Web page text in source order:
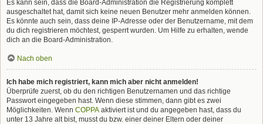
Es kann sein, dass die Board-Administration die Registrierung komplett
ausgeschaltet hat, damit sich keine neuen Benutzer mehr anmelden können.
Es könnte auch sein, dass deine IP-Adresse oder der Benutzername, mit dem
du dich registrieren möchtest, gesperrt wurden. Um Hilfe zu erhalten, wende
dich an die Board-Administration.
Nach oben
Ich habe mich registriert, kann mich aber nicht anmelden!
Überprüfe zuerst, ob du den richtigen Benutzernamen und das richtige
Passwort eingegeben hast. Wenn diese stimmen, dann gibt es zwei
Möglichkeiten. Wenn COPPA aktiviert ist und du angegeben hast, dass du
unter 13 Jahre alt bist, musst du bzw. einer deiner Eltern oder deiner